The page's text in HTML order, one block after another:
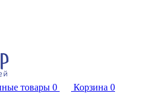
товары 0 Корзина 0